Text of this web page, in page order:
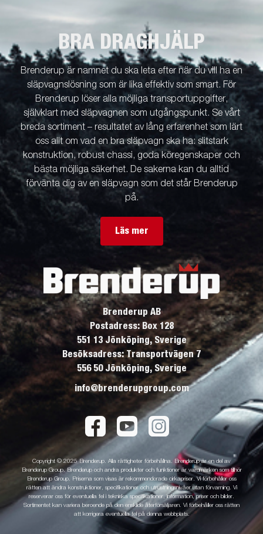
BRA DRAGHJÄLP
Brenderup är namnet du ska leta efter när du vill ha en
släpvagnslösning som är lika effektiv som smart. För
Brenderup löser alla möjliga transportuppgifter,
självklart med släpvagnen som utgångspunkt. Se vårt
breda sortiment – resultatet av lång erfarenhet som lärt
oss allt om vad en bra släpvagn ska ha: slitstark
konstruktion, robust chassi, goda köregenskaper och
bästa möjliga säkerhet. De sakerna kan du alltid
förvänta dig av en släpvagn som det står Brenderup
på.
Läs mer
Brenderup AB
Postadress: Box 128
551 13 Jönköping, Sverige
Besöksadress: Transportvägen 7
556 50 Jönköping, Sverige
info@brenderupgroup.com
Copyright © 2025 Brenderup. Alla rättigheter förbehållna. Brenderup är en del av
Brenderup Group. Brenderup och andra produkter och funktioner är varumärken som tillhör
Brenderup Group. Priserna som visas är rekommenderade cirkapriser. Vi förbehåller oss
rätten att ändra konstruktioner, specifikationer och utrustningsnivåer utan förvarning. Vi
reserverar oss för eventuella fel i tekniska specifikationer, information, priser och bilder.
Sortimentet kan variera beroende på den enskilde återförsäljaren. Vi förbehåller oss rätten
att korrigera eventuella fel på denna webbplats.